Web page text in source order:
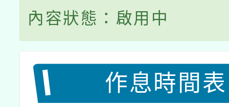
內容狀態：啟用中
作息時間表